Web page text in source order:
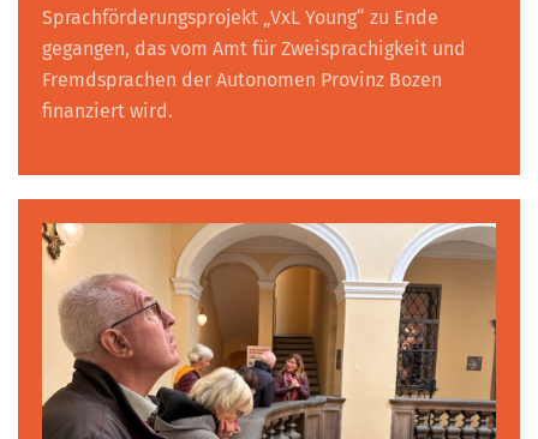
Sprachförderungsprojekt „VxL Young“ zu Ende
gegangen, das vom Amt für Zweisprachigkeit und
Fremdsprachen der Autonomen Provinz Bozen
finanziert wird.